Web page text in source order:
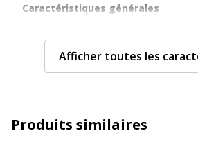
Caractéristiques générales
Catégorie de couleur Bleu
Afficher toutes les
Produits similaires